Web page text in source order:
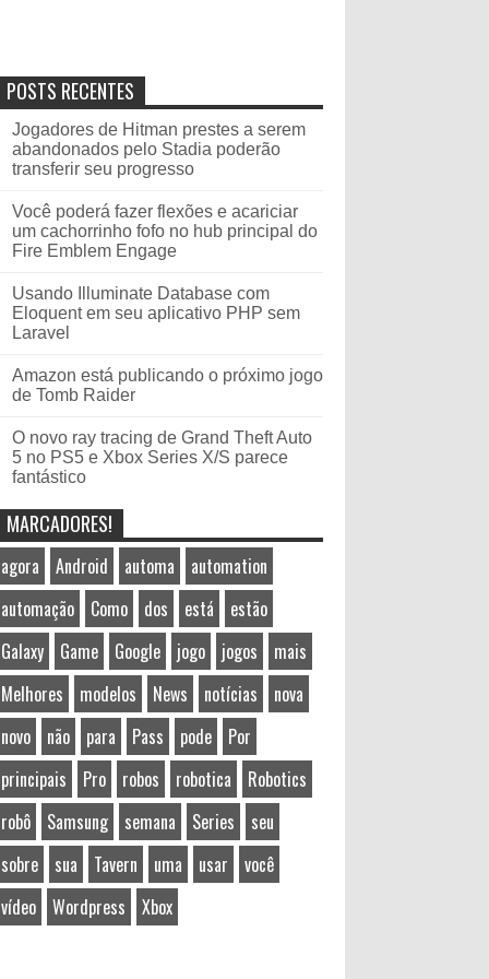
POSTS RECENTES
Jogadores de Hitman prestes a serem
abandonados pelo Stadia poderão
transferir seu progresso
Você poderá fazer flexões e acariciar
um cachorrinho fofo no hub principal do
Fire Emblem Engage
Usando Illuminate Database com
Eloquent em seu aplicativo PHP sem
Laravel
Amazon está publicando o próximo jogo
de Tomb Raider
O novo ray tracing de Grand Theft Auto
5 no PS5 e Xbox Series X/S parece
fantástico
MARCADORES!
agora Android automa
automation
automação
Como dos está
estão
Galaxy
Game Google jogo jogos
mais
Melhores
modelos News notícias
nova
novo
não para Pass pode
Por
principais
Pro robos robotica
Robotics
robô
Samsung semana Series
seu
sobre
sua Tavern uma usar
você
vídeo
Wordpress Xbox